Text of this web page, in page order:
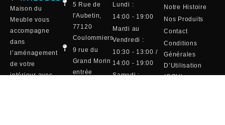
Maison du
Meuble vous
accompagne
dans
l’aménagement
de votre
intérieur avec
5 Rue de
l'Aubetin,
77120
Coulommiers
9 rue du
Grand Morin
entrée
Lundi :
14:00 - 19:00
Mardi au
Vendredi :
10:30 - 13:00 /
14:00 - 19:00
Samedi :
Notre Histoire
Nos Produits
Contact
Conditions
Générales
D’Utilisation
(CGU)